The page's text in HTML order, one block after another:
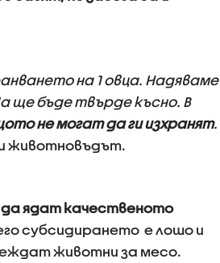
на 1 овца. Надяваме
ще бъде твърде късно. В
не могат да ги изхранят.
животновъдът.
ядат качественото
субсидирането е лошо и
животни за месо.